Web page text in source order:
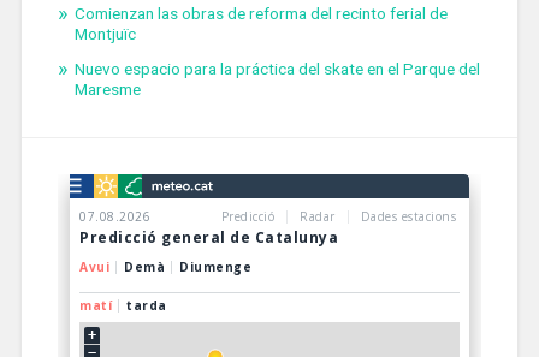
Comienzan las obras de reforma del recinto ferial de
Montjuïc
Nuevo espacio para la práctica del skate en el Parque del
Maresme